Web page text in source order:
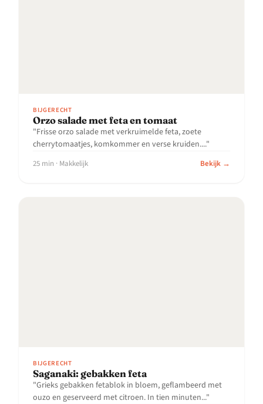
BIJGERECHT
Orzo salade met feta en tomaat
"Frisse orzo salade met verkruimelde feta, zoete
cherrytomaatjes, komkommer en verse kruiden...."
25 min · Makkelijk Bekijk →
BIJGERECHT
Saganaki: gebakken feta
"Grieks gebakken fetablok in bloem, geflambeerd met
ouzo en geserveerd met citroen. In tien minuten..."